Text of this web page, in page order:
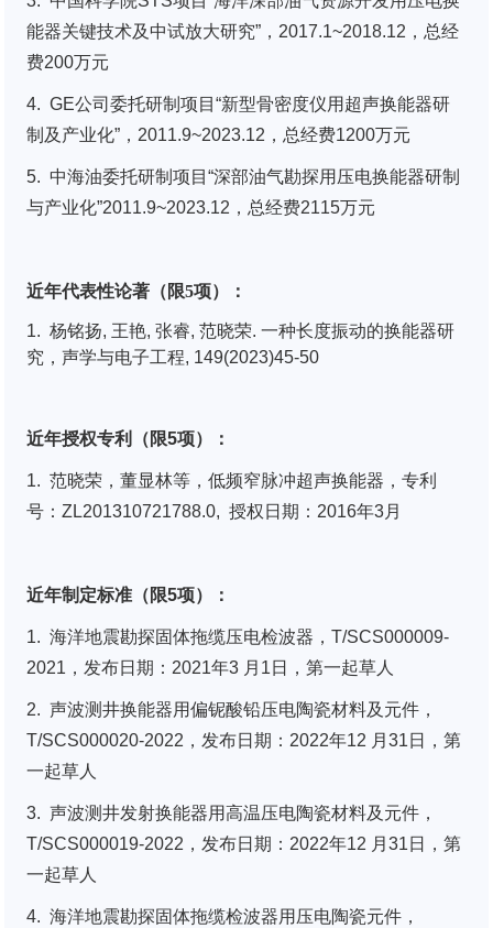
能器关键技术及中试放大研究”，2017.1~2018.12，总经
费200万元
4. GE公司委托研制项目“新型骨密度仪用超声换能器研
制及产业化”，2011.9~2023.12，总经费1200万元
5. 中海油委托研制项目“深部油气勘探用压电换能器研制
与产业化”2011.9~2023.12，总经费2115万元
近年代表性论著（限5项）：
1. 杨铭扬, 王艳, 张睿, 范晓荣. 一种长度振动的换能器研
究 ， 声学与电子工程, 149(2023)45-50
近年授权专利（限5项）：
1. 范晓荣，董显林等，低频窄脉冲超声换能器，专利
号：ZL201310721788.0, 授权日期：2016年3月
近年制定标准（限5项）：
1. 海洋地震勘探固体拖缆压电检波器，T/SCS000009-
2021，发布日期：2021年3 月1日，第一起草人
2. 声波测井换能器用偏铌酸铅压电陶瓷材料及元件，
T/SCS000020-2022，发布日期：2022年12 月31日，第
一起草人
3. 声波测井发射换能器用高温压电陶瓷材料及元件，
T/SCS000019-2022，发布日期：2022年12 月31日，第
一起草人
4. 海洋地震勘探固体拖缆检波器用压电陶瓷元件，